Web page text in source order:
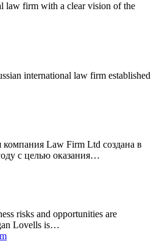
law firm with a clear vision of the
international law firm established
Law Firm Ltd создана в
с целью оказания…
risks and opportunities are
Lovells is…